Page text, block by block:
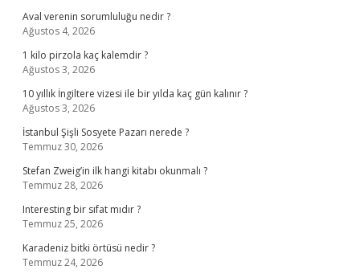
Aval verenin sorumluluğu nedir ?
Ağustos 4, 2026
1 kilo pirzola kaç kalemdir ?
Ağustos 3, 2026
10 yıllık İngiltere vizesi ile bir yılda kaç gün kalınır ?
Ağustos 3, 2026
İstanbul Şişli Sosyete Pazarı nerede ?
Temmuz 30, 2026
Stefan Zweig’in ilk hangi kitabı okunmalı ?
Temmuz 28, 2026
Interesting bir sıfat mıdır ?
Temmuz 25, 2026
Karadeniz bitki örtüsü nedir ?
Temmuz 24, 2026